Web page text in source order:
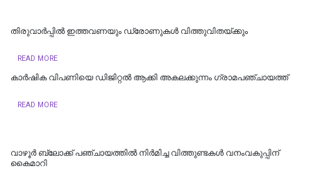
തിരുവാർപ്പിൽ ഇത്തവണയും ഡ്രോണുകൾ വിത്തുവിതയ്ക്കും
READ MORE
കാർഷിക വിപണിയെ ഡിജിറ്റൽ ആക്കി അകലക്കുന്നം ഗ്രാമപഞ്ചായത്ത്
READ MORE
വാഴൂര്‍ ബ്ലോക്ക് പഞ്ചായത്തില്‍ നിര്‍മിച്ച വിത്തുണ്ടകള്‍ വനംവകുപ്പിന്
കൈമാറി